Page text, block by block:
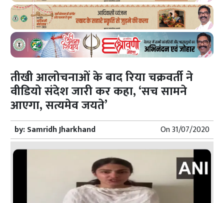
तीखी आलोचनाओं के बाद रिया चक्रवर्ती ने
वीडियो संदेश जारी कर कहा, ‘सच सामने
आएगा, सत्यमेव जयते’
by:Samridh Jharkhand On31/07/2020